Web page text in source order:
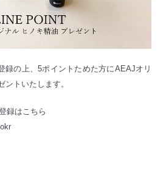
録の上、5ポイントためた方にAEAJオリ
ントいたします。
録はこちら